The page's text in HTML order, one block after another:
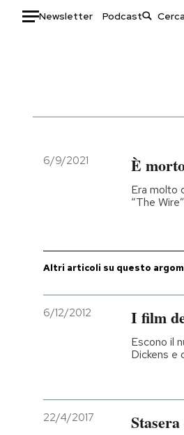
Newsletter Podcast
Italia
Politica
6/9/2021 È
Era molto
“The
Altri articoli su questo
6/12/2012 I film
Escono il
Dickens e
22/4/2017